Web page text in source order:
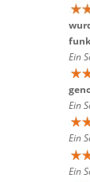
Ein
Ein
Ein
Ein